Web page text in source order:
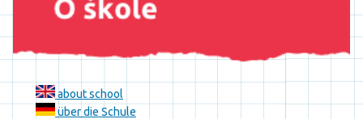
about school
über die Schule